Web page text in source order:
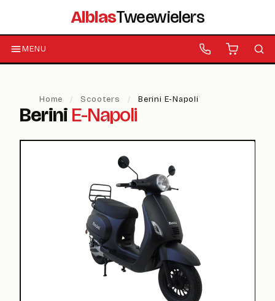
AlblasTweewielers
MENU
Home / Scooters / Berini E-Napoli
Berini E-Napoli